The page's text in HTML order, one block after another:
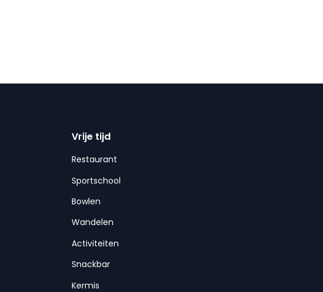
Vrije tijd
Restaurant
Sportschool
Bowlen
Wandelen
Activiteiten
Snackbar
Kermis